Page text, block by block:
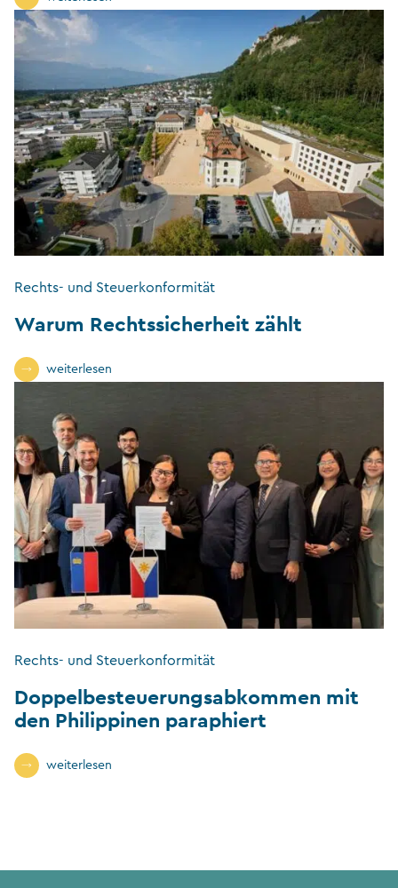
Rechts- und Steuerkonformität
Warum Rechtssicherheit zählt
weiterlesen
Rechts- und Steuerkonformität
Doppelbesteuerungsabkommen mit
den Philippinen paraphiert
weiterlesen